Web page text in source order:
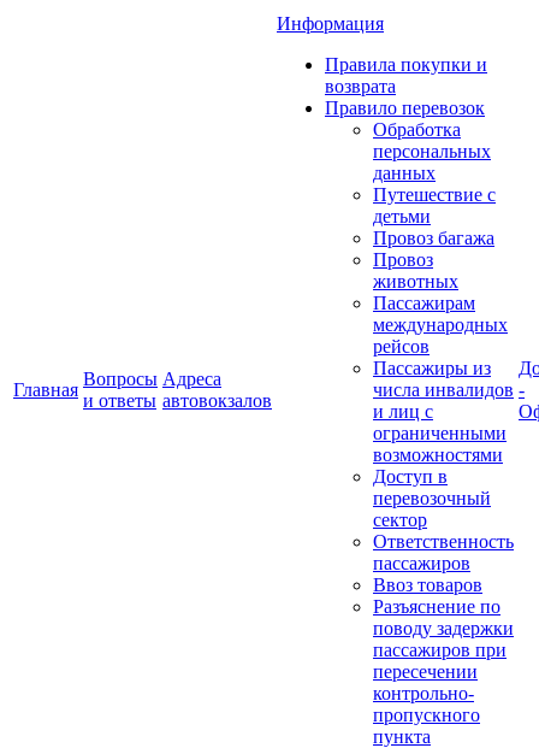
Главная
Вопросы
и ответы
Адреса
автовокзалов
Информация
Правила покупки и
возврата
Правило перевозок
Обработка
персональных
данных
Путешествие с
детьми
Провоз багажа
Провоз
животных
Пассажирам
международных
рейсов
Пассажиры из
числа инвалидов
и лиц с
ограниченными
возможностями
Доступ в
перевозочный
сектор
Ответственность
пассажиров
Ввоз товаров
Разъяснение по
поводу задержки
пассажиров при
пересечении
контрольно-
пропускного
пункта
-